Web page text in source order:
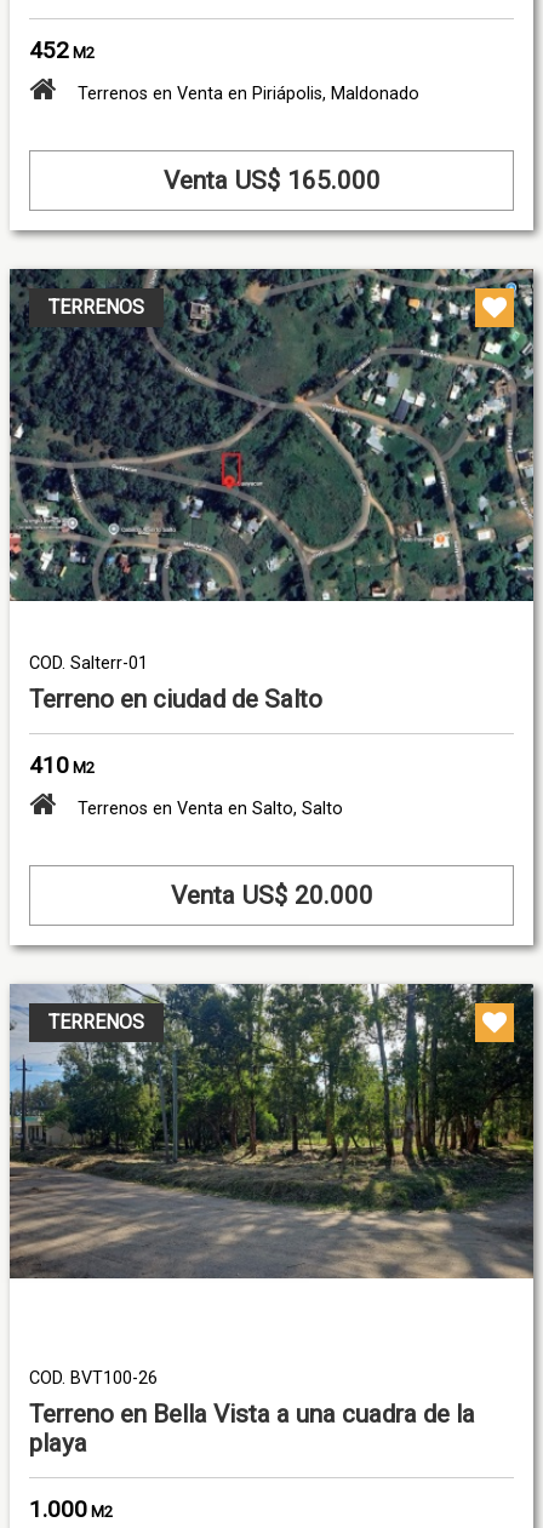
452 M2
Terrenos en Venta en Piriápolis, Maldonado
Venta US$ 165.000
TERRENOS
COD. Salterr-01
Terreno en ciudad de Salto
410 M2
Terrenos en Venta en Salto, Salto
Venta US$ 20.000
TERRENOS
COD. BVT100-26
Terreno en Bella Vista a una cuadra de la
playa
1.000 M2